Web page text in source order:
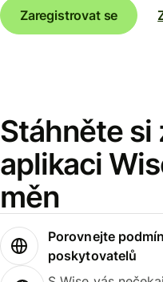
Zaregistrovat se
Stáhněte si
aplikaci
měn
Porovnejte
poskytovatelů